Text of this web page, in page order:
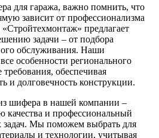
для гаража, важно помнить, что
зависит от профессионализма
предлагает
задачи – от подбора
обслуживания. Наши
особенности регионального
обеспечивая
и долговечность конструкции.
шифера в нашей компании –
качества и профессиональный
Мы поможем выбрать для
и технологии, учитывая